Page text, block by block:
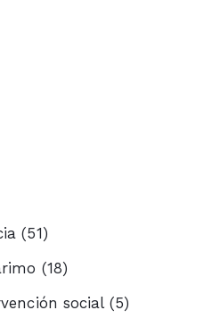
(51)
(18)
social(5)